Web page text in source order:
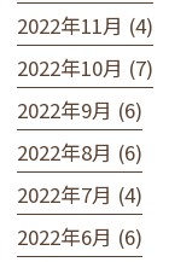
2022年11月 (4)
2022年10月 (7)
2022年9月 (6)
2022年8月 (6)
2022年7月 (4)
2022年6月 (6)